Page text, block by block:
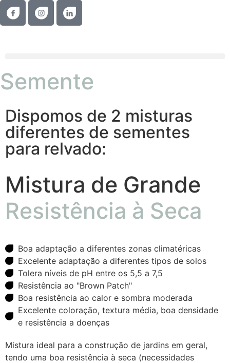
Semente
Dispomos de 2 misturas
diferentes de sementes
para relvado:
Mistura de Grande
Resistência à Seca
Boa adaptação a diferentes zonas climatéricas
Excelente adaptação a diferentes tipos de solos
Tolera níveis de pH entre os 5,5 a 7,5
Resistência ao "Brown Patch"
Boa resistência ao calor e sombra moderada
Excelente coloração, textura média, boa densidade
e resistência a doenças
Mistura ideal para a construção de jardins em geral,
tendo uma boa resistência à seca (necessidades